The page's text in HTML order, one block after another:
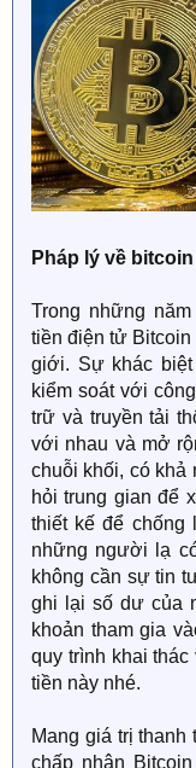
Pháp lý về
Trong những
tiền điện tử
giới. Sự khác
kiểm soát với
trữ và truyền tải
với nhau và mở
chuỗi khối, có khả
hỏi trung gian để
thiết kế để
những người lạ
không cần sự tin
ghi lại số dư của
khoản tham gia
quy trình khai
tiền này nhé.
Mang giá trị
chấp nhận